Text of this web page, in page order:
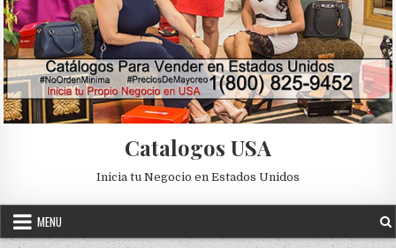
Catalogos USA
Inicia tu Negocio en Estados Unidos
MENU